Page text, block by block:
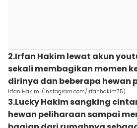
2.Irfan Hakim lewat akun
sekali membagikan momen
dirinya dan beberapa hewan
Irfan Hakim. (instagram.com/irfanhakim75)
3.Lucky Hakim sangking
hewan peliharaan sampai